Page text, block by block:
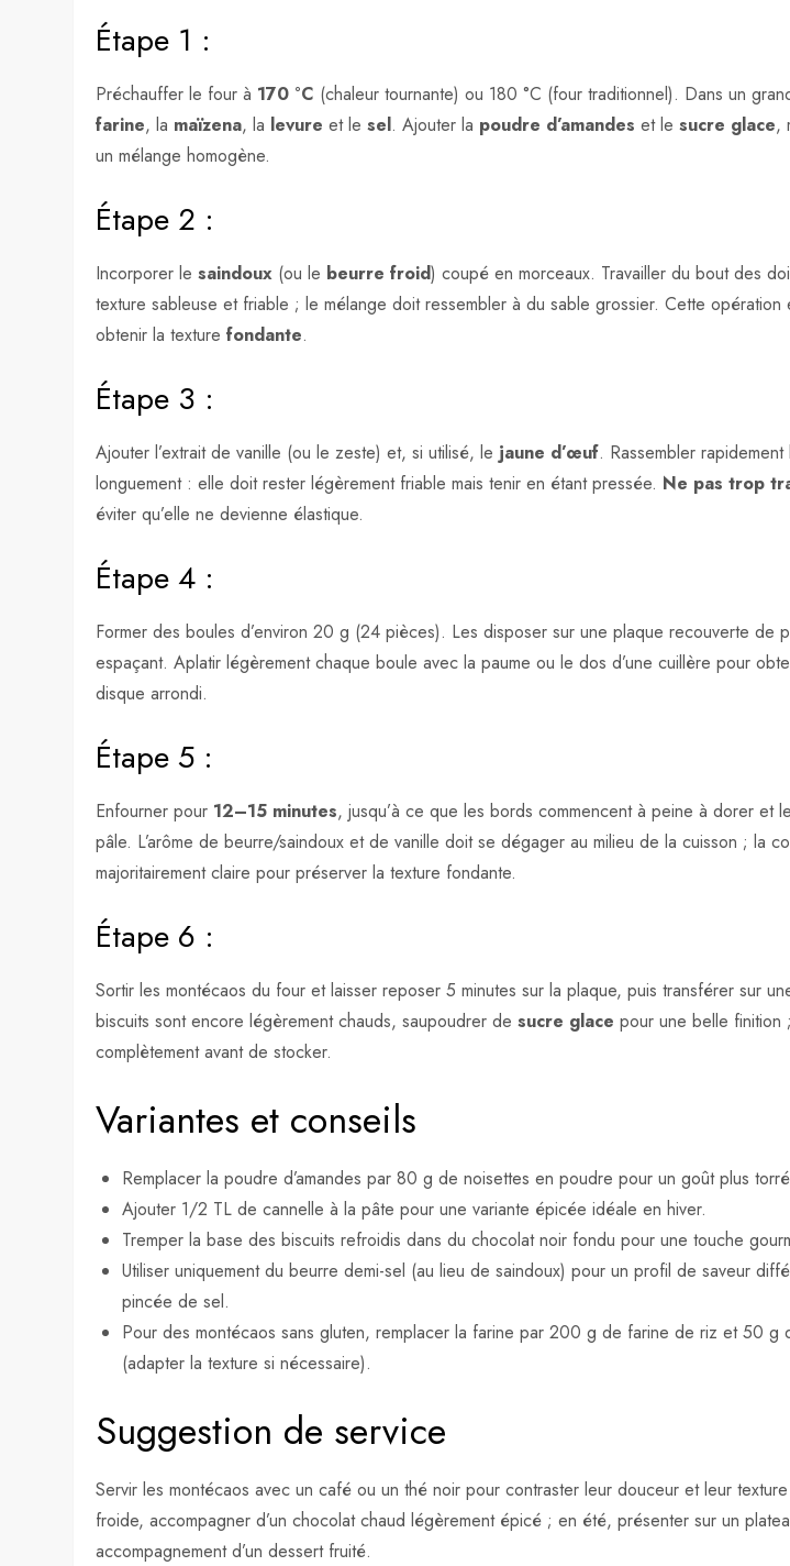
Étape 1 :
Préchauffer le four à 170 °C (chaleur tournante) ou 180 °C (four traditionnel). Dans un
farine, la maïzena, la levure et lesel. Ajouter la poudre d’amandes et lesucre glace,
un mélange homogène.
Étape 2 :
Incorporer lesaindoux (ou le beurre froid) coupé en morceaux. Travailler du bout des
texture sableuse et friable ; le mélange doit ressembler à du sable grossier. Cette opération
obtenir la texturefondante.
Étape 3 :
Ajouter l’extrait de vanille (ou le zeste) et, si utilisé, le jaune d’œuf. Rassembler
longuement : elle doit rester légèrement friable mais tenir en étant pressée. Ne pas trop
éviter qu’elle ne devienne élastique.
Étape 4 :
Former des boules d’environ 20 g (24 pièces). Les disposer sur une plaque recouverte de
espaçant. Aplatir légèrement chaque boule avec la paume ou le dos d’une cuillère pour
disque arrondi.
Étape 5 :
Enfourner pour 12–15 minutes, jusqu’à ce que les bords commencent à peine à dorer et
pâle. L’arôme de beurre/saindoux et de vanille doit se dégager au milieu de la cuisson ; la
majoritairement claire pour préserver la texture fondante.
Étape 6 :
Sortir les montécaos du four et laisser reposer 5 minutes sur la plaque, puis transférer sur
biscuits sont encore légèrement chauds, saupoudrer desucre glace pour une belle finition
complètement avant de stocker.
Variantes et conseils
Remplacer la poudre d’amandes par 80 g de noisettes en poudre pour un goût plus
Ajouter 1/2 TL de cannelle à la pâte pour une variante épicée idéale en hiver.
Tremper la base des biscuits refroidis dans du chocolat noir fondu pour une touche
Utiliser uniquement du beurre demi-sel (au lieu de saindoux) pour un profil de saveur
pincée de sel.
Pour des montécaos sans gluten, remplacer la farine par 200 g de farine de riz et 50 g
(adapter la texture si nécessaire).
Suggestion de service
Servir les montécaos avec un café ou un thé noir pour contraster leur douceur et leur
froide, accompagner d’un chocolat chaud légèrement épicé ; en été, présenter sur un
accompagnement d’un dessert fruité.